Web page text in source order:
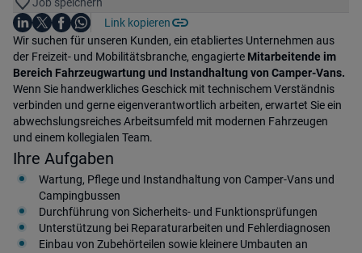
Teile diesen Job
Auf LinkedIn teilen
Auf X teilen
Auf Facebook teilen
Auf WhatsApp teilen
Link kopieren
Einleitung
Wir suchen für unseren Kunden, ein etabliertes Unternehmen aus
der Freizeit- und Mobilitätsbranche, engagierte Mitarbeitende im
Bereich Fahrzeugwartung und Instandhaltung von Camper-Vans.
Wenn Sie handwerkliches Geschick mit technischem Verständnis
verbinden und gerne eigenverantwortlich arbeiten, erwartet Sie ein
abwechslungsreiches Arbeitsumfeld mit modernen Fahrzeugen
und einem kollegialen Team.
Ihre Aufgaben
Wartung, Pflege und Instandhaltung von Camper-Vans und
Campingbussen
Durchführung von Sicherheits- und Funktionsprüfungen
Unterstützung bei Reparaturarbeiten und Fehlerdiagnosen
Einbau von Zubehörteilen sowie kleinere Umbauten an